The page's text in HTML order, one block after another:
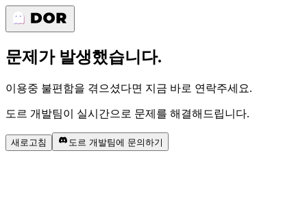
문제가 발생했습니다.
이용중 불편함을 겪으셨다면 지금 바로 연락주세요.
도르 개발팀이 실시간으로 문제를 해결해드립니다.
새로고침 도르 개발팀에 문의하기